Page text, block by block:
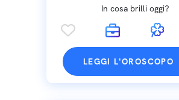
In cosa brilli oggi?
LEGGI L'OROSCOPO